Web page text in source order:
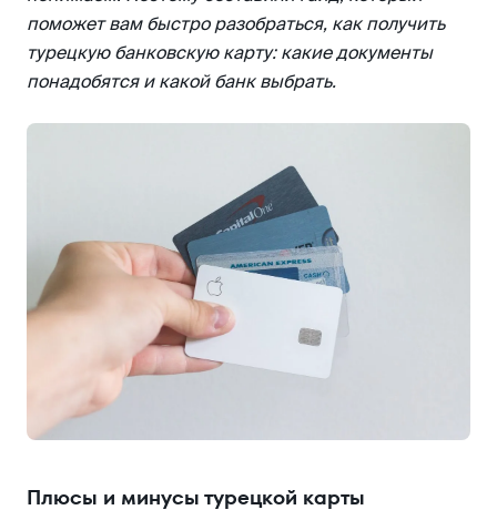
поможет вам быстро разобраться, как получить
турецкую банковскую карту: какие документы
понадобятся и какой банк выбрать.
Плюсы и минусы турецкой карты